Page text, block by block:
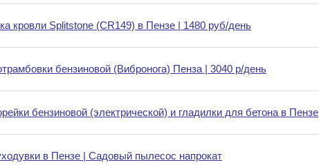
кровли Splitstone (CR149) в Пензе | 1480 руб/день
бензиновой (Вибронога) Пенза | 3040 р/день
бензиновой (электрической) и гладилки для бетона в Пензе
в Пензе | Садовый пылесос напрокат